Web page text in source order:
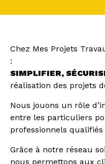
Chez Mes Projets
:
SIMPLIFIER,
réalisation des projets
Nous jouons un rôle
entre les particuliers
professionnels
Grâce à notre réseau
nous permettons aux